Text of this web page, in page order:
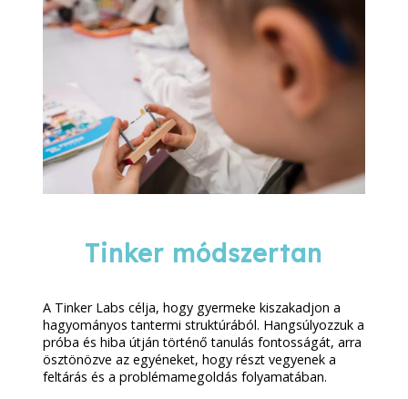
Tinker módszertan
A Tinker Labs célja, hogy gyermeke kiszakadjon a
hagyományos tantermi struktúrából. Hangsúlyozzuk a
próba és hiba útján történő tanulás fontosságát, arra
ösztönözve az egyéneket, hogy részt vegyenek a
feltárás és a problémamegoldás folyamatában.